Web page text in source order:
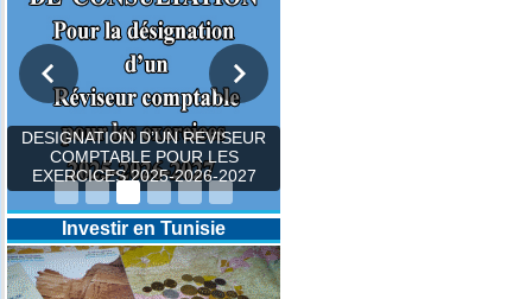
DESIGNATION D’UN REVISEUR
COMPTABLE POUR LES
EXERCICES 2025-2026-2027
Investir en Tunisie